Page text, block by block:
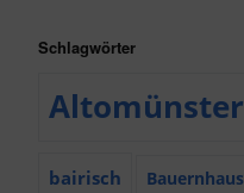
Schlagwörter
Altomünster
bairisch Bauernhaus